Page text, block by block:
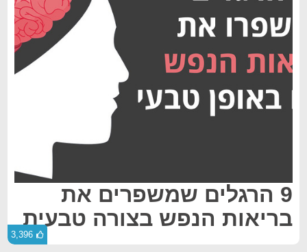
9 הרגלים שמשפרים את
בריאות הנפש בצורה טבעית
3,396